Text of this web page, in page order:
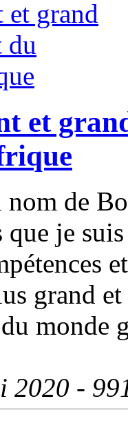
et
nom de
que je
grand
monde
2020 -